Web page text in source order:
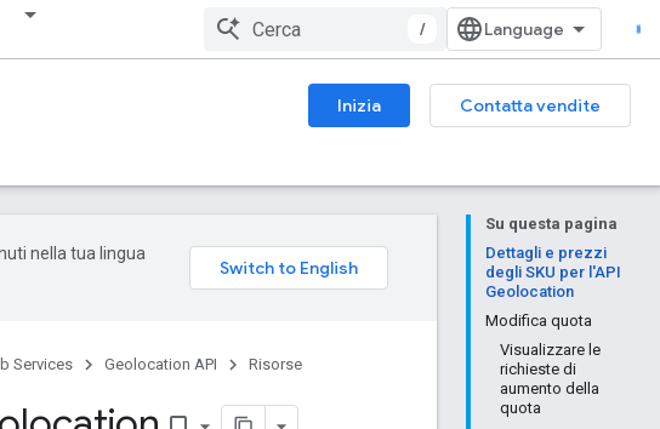
/
Inizia
Contatta vendite
Su questa pagina
Dettagli e prezzi
degli SKU per l'API
Geolocation
Modifica quota
Visualizzare le
richieste di
aumento della
quota
nella tua lingua
Services Geolocation API Risorse